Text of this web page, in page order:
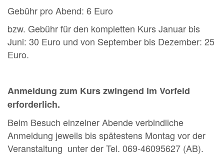
Gebühr pro Abend: 6 Euro
bzw. Gebühr für den kompletten Kurs Januar bis
Juni: 30 Euro und von September bis Dezember: 25
Euro.
Anmeldung zum Kurs zwingend im Vorfeld
erforderlich.
Beim Besuch einzelner Abende verbindliche
Anmeldung jeweils bis spätestens Montag vor der
Veranstaltung unter der Tel. 069-46095627 (AB).